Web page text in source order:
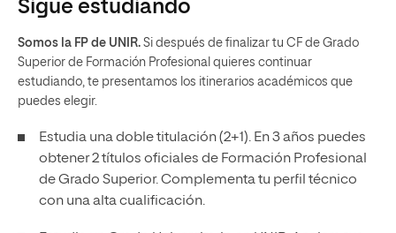
Sigue estudiando
Somos la FP de UNIR. Si después de finalizar tu CF de Grado
Superior de Formación Profesional quieres continuar
estudiando, te presentamos los itinerarios académicos que
puedes elegir.
Estudia una doble titulación (2+1). En 3 años puedes
obtener 2 títulos oficiales de Formación Profesional
de Grado Superior. Complementa tu perfil técnico
con una alta cualificación.